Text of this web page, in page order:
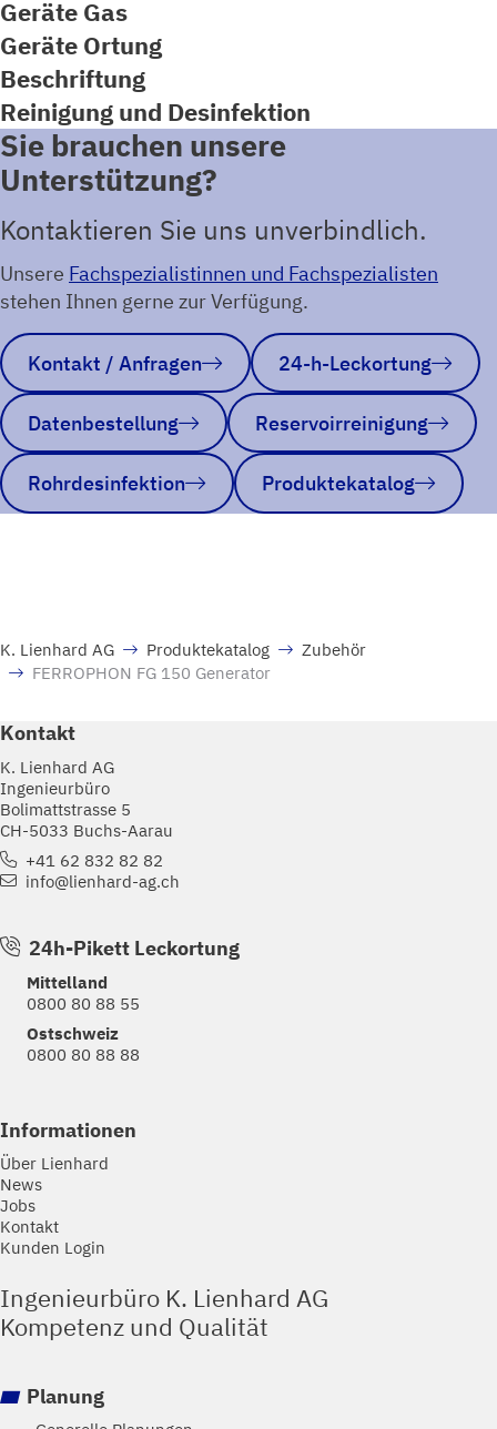
Geräte Gas
Geräte Ortung
Beschriftung
Reinigung und Desinfektion
Sie brauchen unsere
Unterstützung?
Kontaktieren Sie uns unverbindlich.
Unsere Fachspezialistinnen und Fachspezialisten
stehen Ihnen gerne zur Verfügung.
Kontakt / Anfragen 24-h-Leckortung
Datenbestellung Reservoirreinigung
Rohrdesinfektion Produktekatalog
K. Lienhard AG Produktekatalog
Zubehör
FERROPHON FG 150 Generator
Kontakt
K. Lienhard AG
Ingenieurbüro
Bolimattstrasse 5
CH-5033 Buchs-Aarau
+41 62 832 82 82
info@lienhard-ag.ch
24h-Pikett Leckortung
Mittelland
0800 80 88 55
Ostschweiz
0800 80 88 88
Informationen
Über Lienhard
News
Jobs
Kontakt
Kunden Login
Ingenieurbüro K. Lienhard AG
Kompetenz und Qualität
Planung